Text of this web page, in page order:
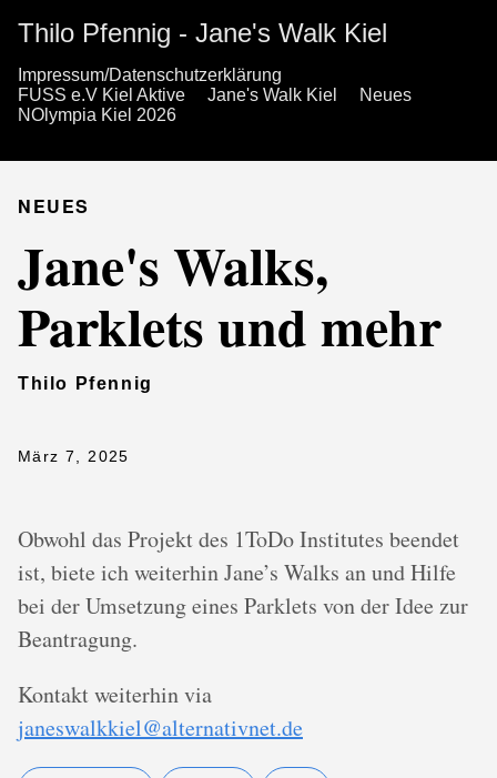
Thilo Pfennig - Jane's Walk Kiel
Impressum/Datenschutzerklärung
FUSS e.V Kiel Aktive
Jane's Walk Kiel
Neues
NOlympia Kiel 2026
NEUES
Jane's Walks,
Parklets und mehr
Thilo Pfennig
März 7, 2025
Obwohl das Projekt des 1ToDo Institutes beendet
ist, biete ich weiterhin Jane’s Walks an und Hilfe
bei der Umsetzung eines Parklets von der Idee zur
Beantragung.
Kontakt weiterhin via
janeswalkkiel@alternativnet.de